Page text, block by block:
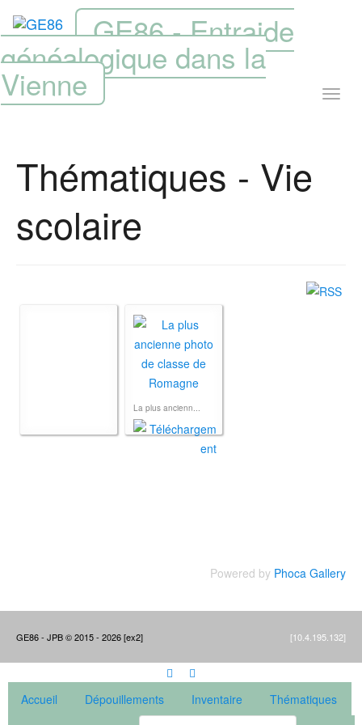
GE86 - Entraide
généalogique dans la
Vienne
Thématiques - Vie
scolaire
La plus ancienn...
Powered by Phoca Gallery
GE86 - JPB © 2015 - 2026 [ex2] [10.4.195.132]
Accueil Dépouillements Inventaire Thématiques